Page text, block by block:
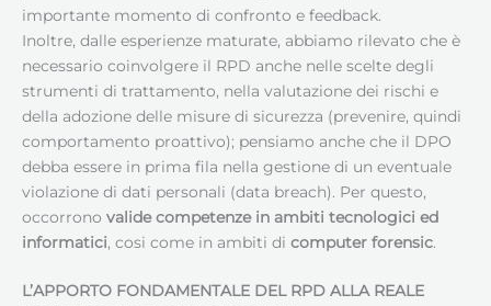
importante momento di confronto e feedback.
Inoltre, dalle esperienze maturate, abbiamo rilevato che è
necessario coinvolgere il RPD anche nelle scelte degli
strumenti di trattamento, nella valutazione dei rischi e
della adozione delle misure di sicurezza (prevenire, quindi
comportamento proattivo); pensiamo anche che il DPO
debba essere in prima fila nella gestione di un eventuale
violazione di dati personali (data breach). Per questo,
occorrono valide competenze in ambiti tecnologici ed
informatici, cosi come in ambiti di computer forensic.
L’APPORTO FONDAMENTALE DEL RPD ALLA REALE